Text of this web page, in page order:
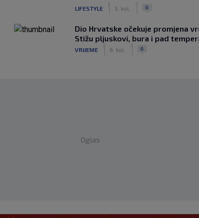
LIFESTYLE 5. kol. 0
Dio Hrvatske očekuje promjena
Stižu pljuskovi, bura i pad
VRIJEME 6. kol. 0
Oglas